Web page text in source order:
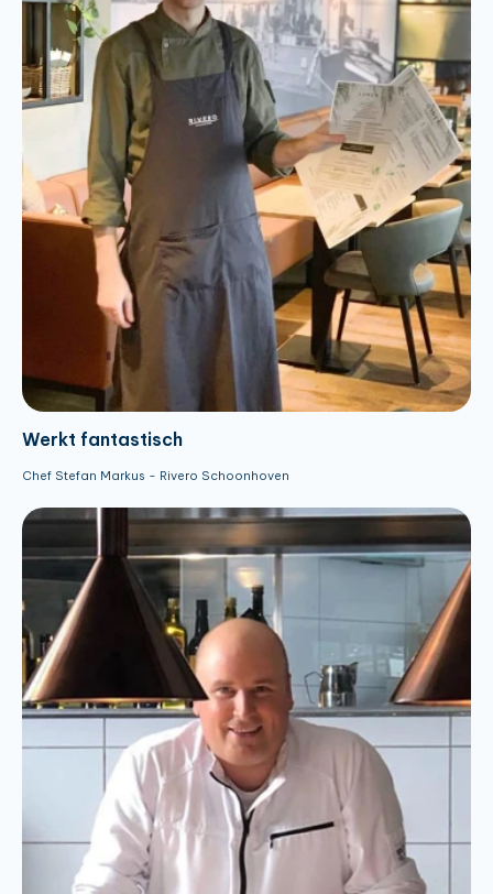
Werkt fantastisch
Chef Stefan Markus - Rivero Schoonhoven